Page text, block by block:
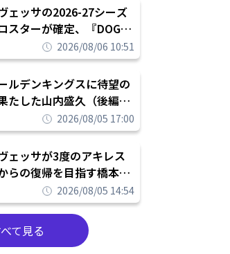
ェッサの2026-27シーズ
スターが確定、『DOG
』のチームカルチャーを推
結果を求めるシーズンへ
2026/08/06 10:51
ルデンキングスに待望の
たした山内盛久（後編）
ウチナーンチュとしてみ
りに思えるチームにして
2026/08/05 17:00
ェッサが3度のアキレス
らの復帰を目指す橋本拓
約を締結「もう一度コート
い」
2026/08/05 14:54
て見る